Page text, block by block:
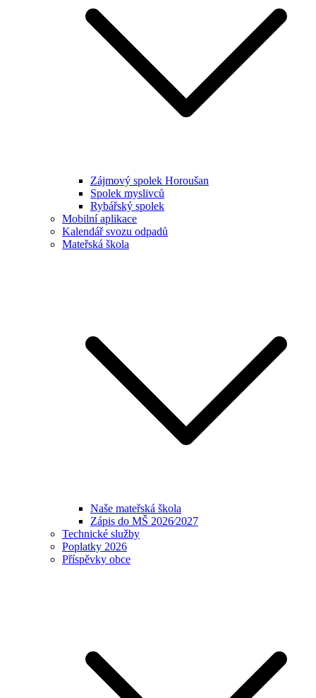
Zájmový spolek Horoušan
Spolek myslivců
Rybářský spolek
Mobilní aplikace
Kalendář svozu odpadů
Mateřská škola
Naše mateřská škola
Zápis do MŠ 2026⁄2027
Technické služby
Poplatky 2026
Příspěvky obce